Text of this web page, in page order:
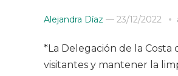
Alejandra Díaz — 23/12/2022
*La Delegación de la Costa
visitantes y mantener la